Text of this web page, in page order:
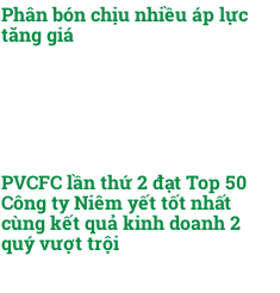
Phân bón chịu nhiều áp lực
tăng giá
PVCFC lần thứ 2 đạt Top 50
Công ty Niêm yết tốt nhất
cùng kết quả kinh doanh 2
quý vượt trội